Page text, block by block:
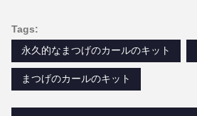
Tags:
永久的なまつげのカールのキット
まつげのカールのキット